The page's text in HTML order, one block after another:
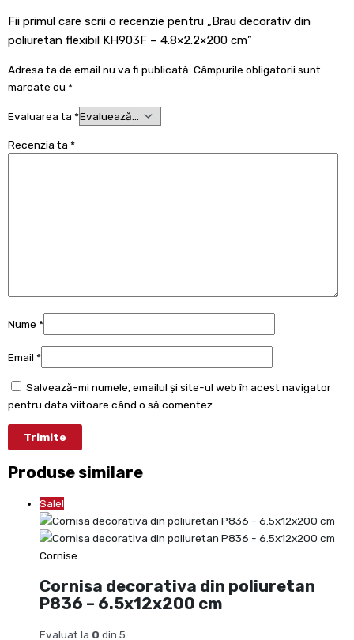
Fii primul care scrii o recenzie pentru „Brau decorativ din
poliuretan flexibil KH903F – 4.8×2.2×200 cm”
Adresa ta de email nu va fi publicată. Câmpurile obligatorii sunt
marcate cu *
Evaluarea ta *
Recenzia ta *
Nume *
Email *
Salvează-mi numele, emailul și site-ul web în acest navigator
pentru data viitoare când o să comentez.
Produse similare
Sale!
Cornise
Cornisa decorativa din poliuretan
P836 – 6.5x12x200 cm
Evaluat la 0 din 5